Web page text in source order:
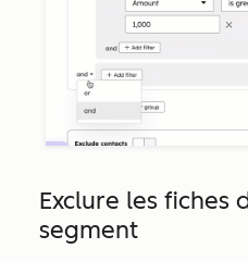
Exclure les fiches
segment